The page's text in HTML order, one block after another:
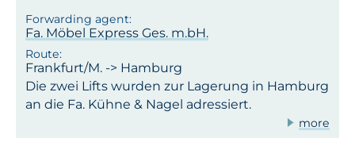
Fa. Möbel Express Ges. m.bH.
Frankfurt/M. -> Hamburg
Die zwei Lifts wurden zur Lagerung in Hamburg
an die Fa. Kühne & Nagel adressiert.
more